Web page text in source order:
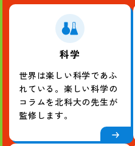
解
説
す
る
科
科学
世界は楽しい科学であふ
れている。楽しい科学の
コラムを北科大の先生が
監修します。